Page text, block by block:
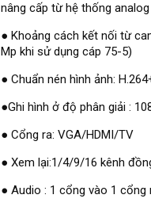
nâng cấp từ hệ thống
● Khoảng cách kết nối từ
Mp khi sử dụng cáp 75-5)
● Chuẩn nén hình ảnh:
●Ghi hình ở độ phân giải :
● Cổng ra: VGA/HDMI/TV
● Xem lại:1/4/9/16 kênh
● Audio : 1 cổng vào 1